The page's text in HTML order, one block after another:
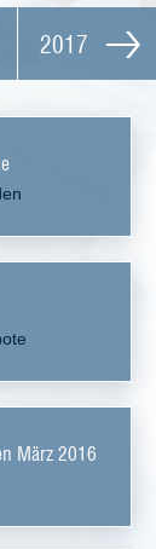
2017
März 2016